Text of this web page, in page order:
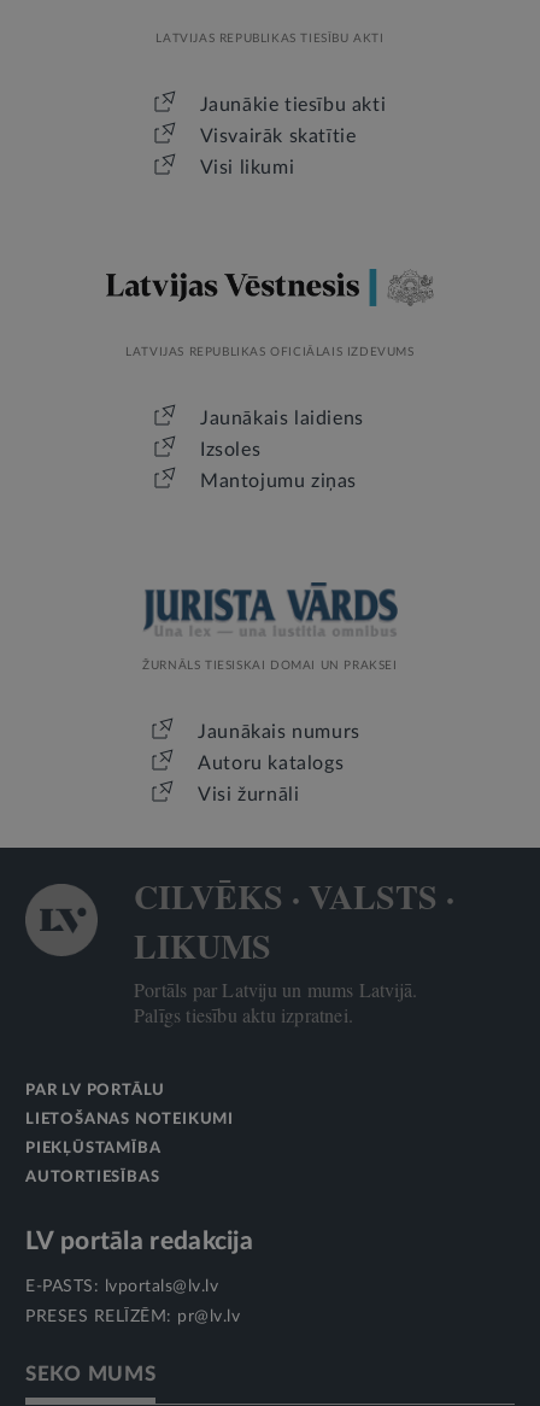
LATVIJAS REPUBLIKAS TIESĪBU AKTI
Jaunākie tiesību akti
Visvairāk skatītie
Visi likumi
LATVIJAS REPUBLIKAS OFICIĀLAIS IZDEVUMS
Jaunākais laidiens
Izsoles
Mantojumu ziņas
ŽURNĀLS TIESISKAI DOMAI UN PRAKSEI
Jaunākais numurs
Autoru katalogs
Visi žurnāli
CILVĒKS · VALSTS ·
LIKUMS
Portāls par Latviju un mums Latvijā.
Palīgs tiesību aktu izpratnei.
PAR LV PORTĀLU
LIETOŠANAS NOTEIKUMI
PIEKĻŪSTAMĪBA
AUTORTIESĪBAS
LV portāla redakcija
E-PASTS:
lvportals@lv.lv
PRESES RELĪZĒM: pr@lv.lv
SEKO MUMS